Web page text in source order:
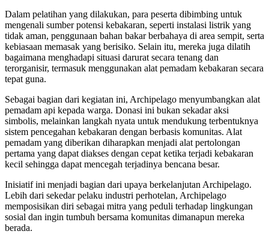
Dalam pelatihan yang dilakukan, para peserta dibimbing untuk
mengenali sumber potensi kebakaran, seperti instalasi listrik yang
tidak aman, penggunaan bahan bakar berbahaya di area sempit, serta
kebiasaan memasak yang berisiko. Selain itu, mereka juga dilatih
bagaimana menghadapi situasi darurat secara tenang dan
terorganisir, termasuk menggunakan alat pemadam kebakaran secara
tepat guna.
Sebagai bagian dari kegiatan ini, Archipelago menyumbangkan alat
pemadam api kepada warga. Donasi ini bukan sekadar aksi
simbolis, melainkan langkah nyata untuk mendukung terbentuknya
sistem pencegahan kebakaran dengan berbasis komunitas. Alat
pemadam yang diberikan diharapkan menjadi alat pertolongan
pertama yang dapat diakses dengan cepat ketika terjadi kebakaran
kecil sehingga dapat mencegah terjadinya bencana besar.
Inisiatif ini menjadi bagian dari upaya berkelanjutan Archipelago.
Lebih dari sekedar pelaku industri perhotelan, Archipelago
memposisikan diri sebagai mitra yang peduli terhadap lingkungan
sosial dan ingin tumbuh bersama komunitas dimanapun mereka
berada.